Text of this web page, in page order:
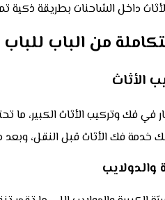
داخل الشاحنات بطريقة ذكية
من الباب للباب
الأثاث
في فك وتركيب الأثاث الكبير،
لك خدمة فك الأثاث قبل النقل،
والدولايب